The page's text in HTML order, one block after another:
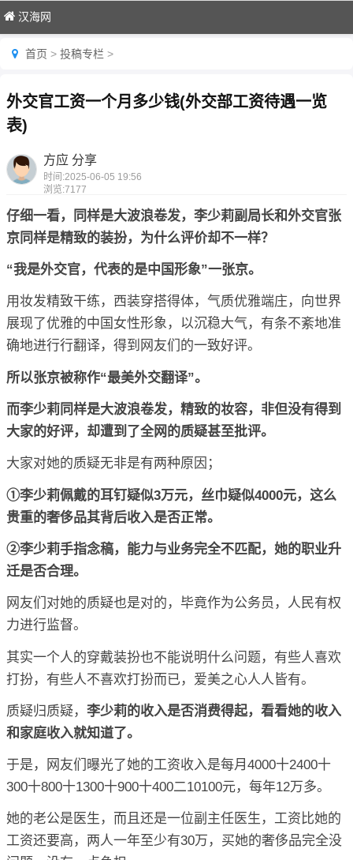
汉海网
首页 > 投稿专栏 >
外交官工资一个月多少钱(外交部工资待遇一览
表)
方应 分享
时间:2025-06-05 19:56
浏览:7177
仔细一看，同样是大波浪卷发，李少莉副局长和外交官张
京同样是精致的装扮，为什么评价却不一样？
“我是外交官，代表的是中国形象”一张京。
用妆发精致干练，西装穿搭得体，气质优雅端庄，向世界
展现了优雅的中国女性形象，以沉稳大气，有条不紊地准
确地进行行翻译，得到网友们的一致好评。
所以张京被称作“最美外交翻译”。
而李少莉同样是大波浪卷发，精致的妆容，非但没有得到
大家的好评，却遭到了全网的质疑甚至批评。
大家对她的质疑无非是有两种原因；
①李少莉佩戴的耳钉疑似3万元，丝巾疑似4000元，这么
贵重的奢侈品其背后收入是否正常。
②李少莉手指念稿，能力与业务完全不匹配，她的职业升
迁是否合理。
网友们对她的质疑也是对的，毕竟作为公务员，人民有权
力进行监督。
其实一个人的穿戴装扮也不能说明什么问题，有些人喜欢
打扮，有些人不喜欢打扮而已，爱美之心人人皆有。
质疑归质疑， 李少莉的收入是否消费得起，看看她的收入
和家庭收入就知道了。
于是，网友们曝光了她的工资收入是每月4000十2400十
300十800十1300十900十400二10100元，每年12万多。
她的老公是医生，而且还是一位副主任医生，工资比她的
工资还要高，两人一年至少有30万，买她的奢侈品完全没